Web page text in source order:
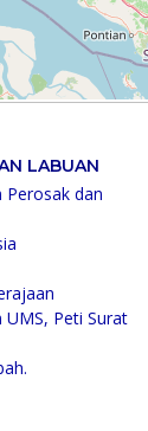
LABUAN
Perosak dan
UMS, Peti Surat